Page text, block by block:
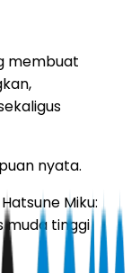
membuat
nyata.
Miku:
muda tinggi